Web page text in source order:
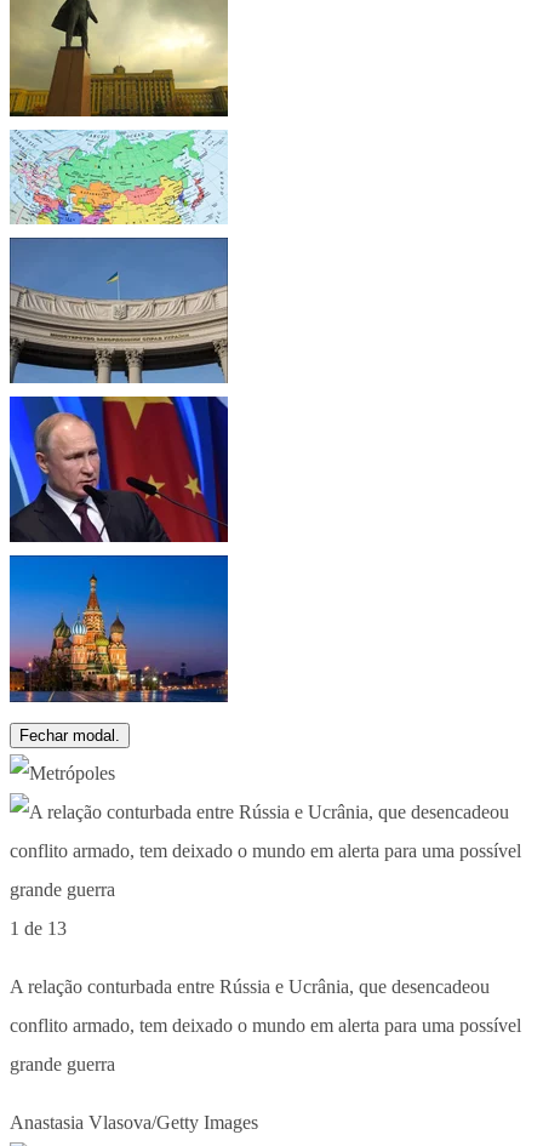
Fechar modal.
1 de 13
A relação conturbada entre Rússia e Ucrânia, que desencadeou
conflito armado, tem deixado o mundo em alerta para uma possível
grande guerra
Anastasia Vlasova/Getty Images